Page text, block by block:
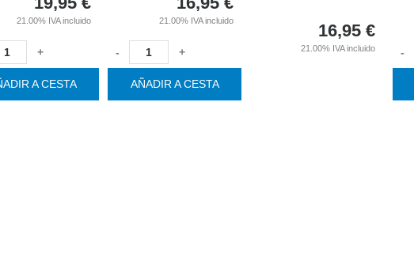
21.00% IVA incluido
+
A CESTA
21.00% IVA incluido
- +
AÑADIR A CESTA
16,95 €
21.00% IVA incluido -